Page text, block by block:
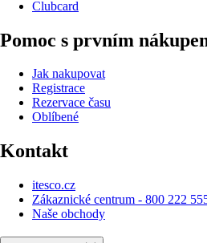
Clubcard
Pomoc s prvním
Jak nakupovat
Registrace
Rezervace času
Oblíbené
Kontakt
itesco.cz
Zákaznické centrum - 800 222
Naše obchody